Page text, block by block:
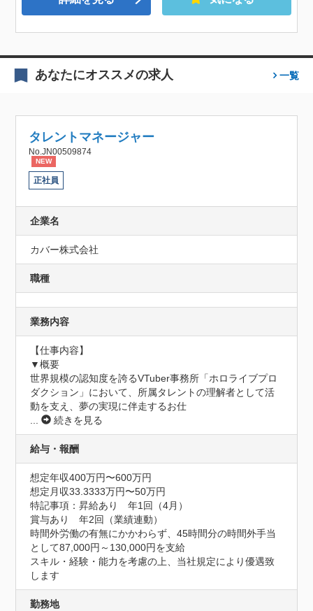
あなたにオススメの求人 一覧
タレントマネージャー
No.JN00509874
NEW
正社員
企業名
カバー株式会社
職種
業務内容
【仕事内容】
▼概要
世界規模の認知度を誇るVTuber事務所「ホロライブプロ
ダクション」において、所属タレントの理解者として活
動を支え、夢の実現に伴走するお仕
...
続きを見る
給与・報酬
想定年収400万円〜600万円
想定月収33.3333万円〜50万円
特記事項：昇給あり　年1回（4月）
賞与あり　年2回（業績連動）
時間外労働の有無にかかわらず、45時間分の時間外手当
として87,000円～130,000円を支給
スキル・経験・能力を考慮の上、当社規定により優遇致
します
勤務地